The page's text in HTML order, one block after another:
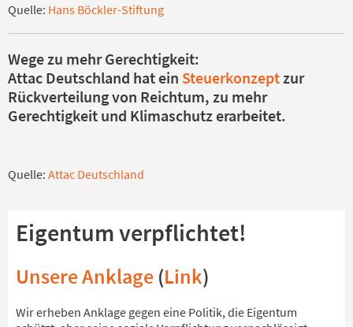
Quelle: Hans Böckler-Stiftung
Wege zu mehr Gerechtigkeit:
Attac Deutschland hat ein Steuerkonzept zur
Rückverteilung von Reichtum, zu mehr
Gerechtigkeit und Klimaschutz erarbeitet.
Quelle: Attac Deutschland
Eigentum verpflichtet!
Unsere Anklage (Link)
Wir erheben Anklage gegen eine Politik, die Eigentum